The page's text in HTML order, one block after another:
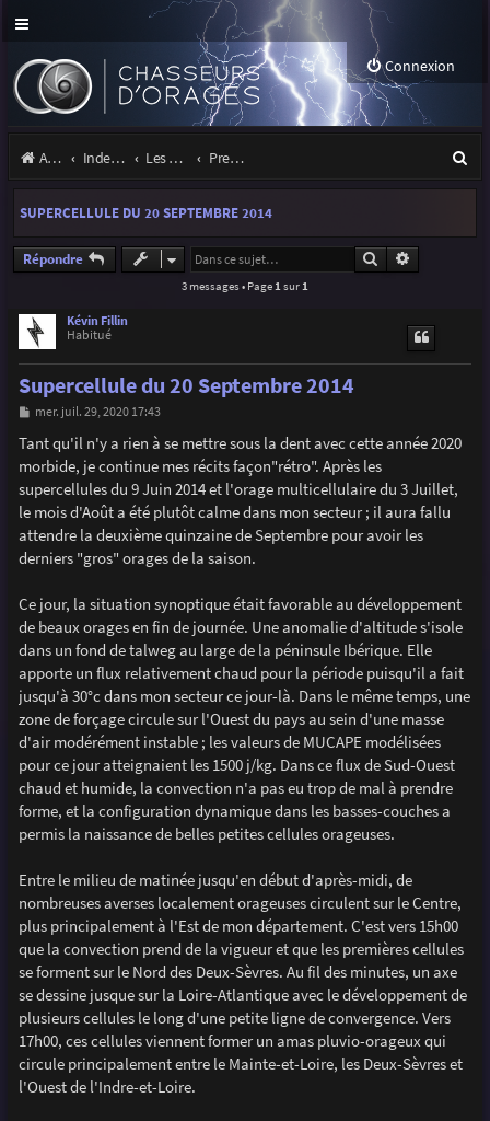
Connexion
Accueil Index du forum Les orages Premiers pas sous les orages
e
SUPERCELLULE DU 20 SEPTEMBRE 2014
Répondre Rechercher
3 messages • Page 1 sur 1
Kévin Fillin
Habitué
Supercellule du 20 Septembre 2014
M
s
s
a
e
mer. juil. 29, 2020 17:43
Tant qu'il n'y a rien à se mettre sous la dent avec cette année 2020
morbide, je continue mes récits façon"rétro". Après les
supercellules du 9 Juin 2014 et l'orage multicellulaire du 3 Juillet,
le mois d'Août a été plutôt calme dans mon secteur ; il aura fallu
attendre la deuxième quinzaine de Septembre pour avoir les
derniers "gros" orages de la saison.
Ce jour, la situation synoptique était favorable au développement
de beaux orages en fin de journée. Une anomalie d'altitude s'isole
dans un fond de talweg au large de la péninsule Ibérique. Elle
apporte un flux relativement chaud pour la période puisqu'il a fait
jusqu'à 30°c dans mon secteur ce jour-là. Dans le même temps, une
zone de forçage circule sur l'Ouest du pays au sein d'une masse
d'air modérément instable ; les valeurs de MUCAPE modélisées
pour ce jour atteignaient les 1500 j/kg. Dans ce flux de Sud-Ouest
chaud et humide, la convection n'a pas eu trop de mal à prendre
forme, et la configuration dynamique dans les basses-couches a
permis la naissance de belles petites cellules orageuses.
Entre le milieu de matinée jusqu'en début d'après-midi, de
nombreuses averses localement orageuses circulent sur le Centre,
plus principalement à l'Est de mon département. C'est vers 15h00
que la convection prend de la vigueur et que les premières cellules
se forment sur le Nord des Deux-Sèvres. Au fil des minutes, un axe
se dessine jusque sur la Loire-Atlantique avec le développement de
plusieurs cellules le long d'une petite ligne de convergence. Vers
17h00, ces cellules viennent former un amas pluvio-orageux qui
circule principalement entre le Mainte-et-Loire, les Deux-Sèvres et
l'Ouest de l'Indre-et-Loire.